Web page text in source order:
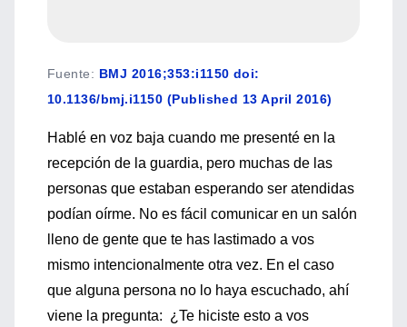
Fuente: BMJ 2016;353:i1150 doi:
10.1136/bmj.i1150 (Published 13 April 2016)
Hablé en voz baja cuando me presenté en la
recepción de la guardia, pero muchas de las
personas que estaban esperando ser atendidas
podían oírme. No es fácil comunicar en un salón
lleno de gente que te has lastimado a vos
mismo intencionalmente otra vez. En el caso
que alguna persona no lo haya escuchado, ahí
viene la pregunta: ¿Te hiciste esto a vos